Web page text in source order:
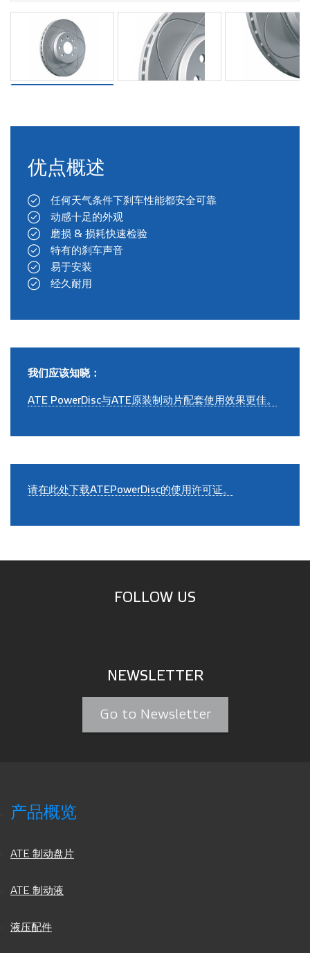
优点概述
任何天气条件下刹车性能都安全可靠
动感十足的外观
磨损 & 损耗快速检验
特有的刹车声音
易于安装
经久耐用
我们应该知晓：
ATE PowerDisc与ATE原装制动片配套使用效果更佳。
请在此处下载ATEPowerDisc的使用许可证。
FOLLOW US
NEWSLETTER
Go to Newsletter
产品概览
ATE 制动盘片
ATE 制动液
液压配件